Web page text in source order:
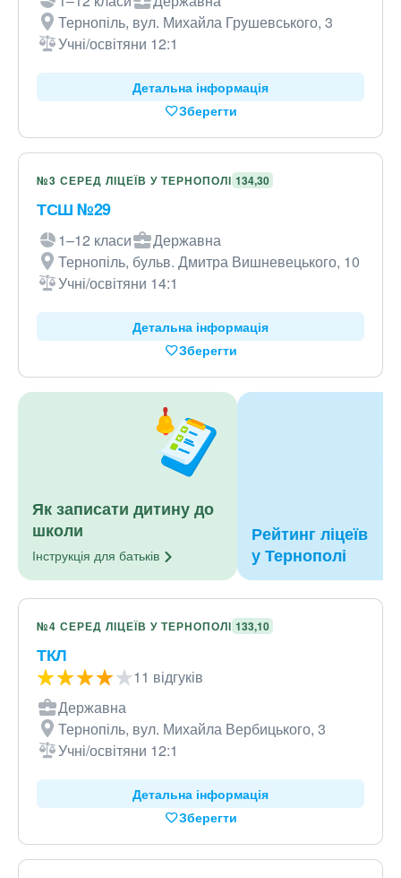
Тернопіль, вул. Михайла Грушевського, 3
Учні/освітяни 12:1
Детальна інформація
Зберегти
№3 СЕРЕД ЛІЦЕЇВ У ТЕРНОПОЛІ 134,30
ТСШ №29
1–12 класи
Державна
Тернопіль, бульв. Дмитра Вишневецького, 10
Учні/освітяни 14:1
Детальна інформація
Зберегти
Як записати дитину до
школи
Інструкція для батьків
Рейтинг ліцеїв
у Тернополі
№4 СЕРЕД ЛІЦЕЇВ У ТЕРНОПОЛІ 133,10
ТКЛ
11 відгуків
Державна
Тернопіль, вул. Михайла Вербицького, 3
Учні/освітяни 12:1
Детальна інформація
Зберегти